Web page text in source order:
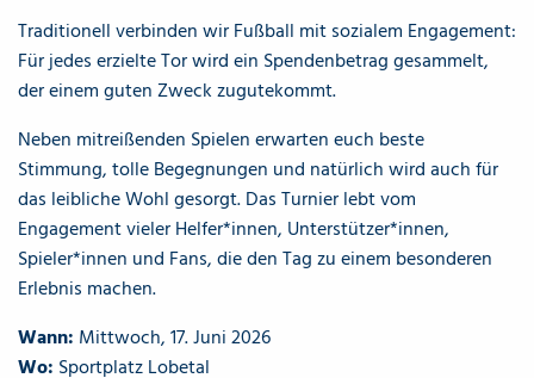
Traditionell verbinden wir Fußball mit sozialem Engagement:
Für jedes erzielte Tor wird ein Spendenbetrag gesammelt,
der einem guten Zweck zugutekommt.
Neben mitreißenden Spielen erwarten euch beste
Stimmung, tolle Begegnungen und natürlich wird auch für
das leibliche Wohl gesorgt. Das Turnier lebt vom
Engagement vieler Helfer*innen, Unterstützer*innen,
Spieler*innen und Fans, die den Tag zu einem besonderen
Erlebnis machen.
Wann: Mittwoch, 17. Juni 2026
Wo: Sportplatz Lobetal